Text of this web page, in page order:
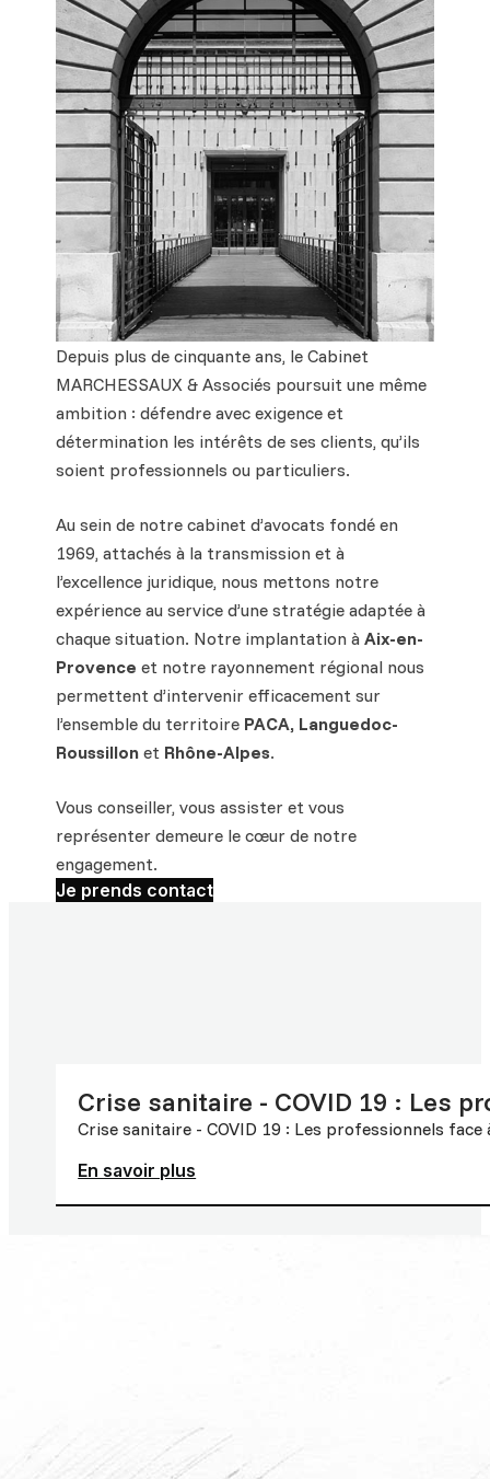
Depuis plus de cinquante ans, le Cabinet
MARCHESSAUX & Associés poursuit une même
ambition : défendre avec exigence et
détermination les intérêts de ses clients, qu’ils
soient professionnels ou particuliers.
Au sein de notre cabinet d’avocats fondé en
1969, attachés à la transmission et à
l’excellence juridique, nous mettons notre
expérience au service d’une stratégie adaptée à
chaque situation. Notre implantation àAix-en-
Provence et notre rayonnement régional nous
permettent d’intervenir efficacement sur
l’ensemble du territoire PACA, Languedoc-
Roussillon et Rhône-Alpes.
Vous conseiller, vous assister et vous
représenter demeure le cœur de notre
engagement.
Je prends contact
Crise sanitaire - COVID 19 : Les
Crise sanitaire - COVID 19 : Les professionnels
En savoir plus
formulaire ci-dessous ; nous vous
recontacterons dans les meilleurs délais.